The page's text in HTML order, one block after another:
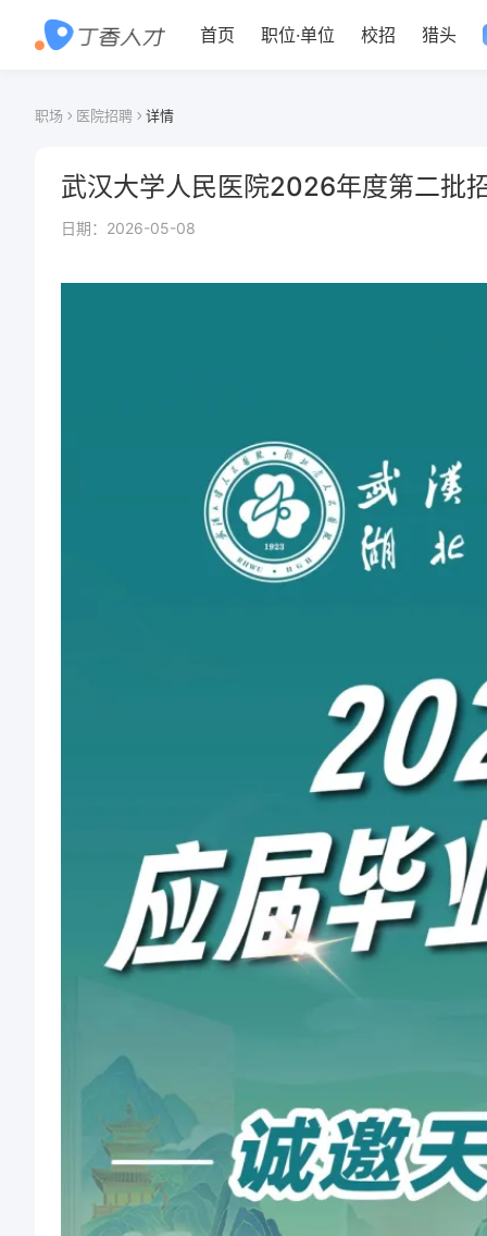
首页 职位·单位 校招 猎头
职场 医院招聘 详情
武汉大学人民医院2026年度第二批
日期： 2026-05-08